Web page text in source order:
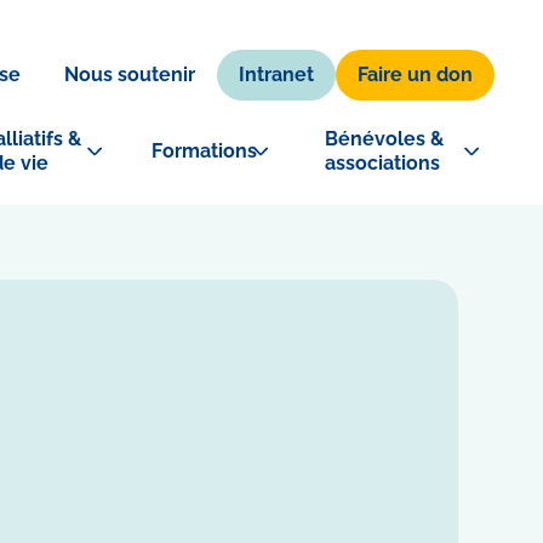
Nous soutenir Intranet Faire un don
&
vie
Formations
Bénévoles &
associations